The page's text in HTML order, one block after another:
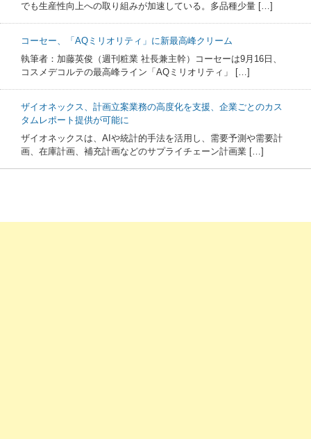
でも生産性向上への取り組みが加速している。多品種少量 […]
コーセー、「AQミリオリティ」に新最高峰クリーム
執筆者：加藤英俊（週刊粧業 社長兼主幹）コーセーは9月16日、
コスメデコルテの最高峰ライン「AQミリオリティ」 […]
ザイオネックス、計画立案業務の高度化を支援、企業ごとのカス
タムレポート提供が可能に
ザイオネックスは、AIや統計的手法を活用し、需要予測や需要計
画、在庫計画、補充計画などのサプライチェーン計画業 […]